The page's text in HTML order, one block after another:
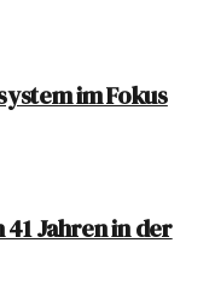
im Fokus
Jahren in der